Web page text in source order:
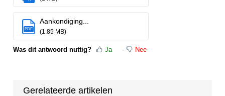
PDF
Aankondiging...
(1.85 MB)
Was dit antwoord nuttig? Ja Nee
Gerelateerde artikelen